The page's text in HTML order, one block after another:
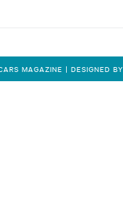
MAGAZINE | DESIGNED BY